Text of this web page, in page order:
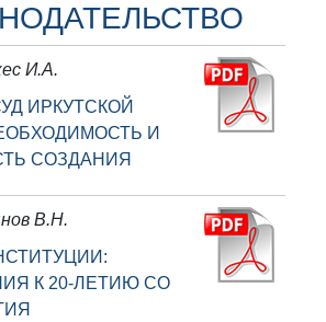
И.А.
ИРКУТСКОЙ
И
СОЗДАНИЯ
В.Н.
К 20-ЛЕТИЮ СО